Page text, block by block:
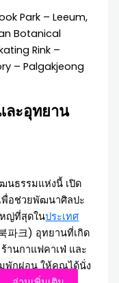
Park – Leeum,
Botanical
Rink –
– Palgakjeong
ะอุทยาน
นธรรมแห่งนี้ เปิด
เพื่อช่วยพัฒนาศิลปะ
หญ่ที่สุดในประเทศ
파크) อุทยานที่เกิด
านกาแฟคาเฟ่ และ
พักผ่อน ให้คุณได้นั่ง